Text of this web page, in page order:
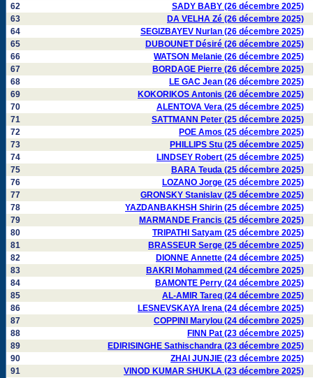
62
SADY BABY (26 décembre 2025)
63
DA VELHA Zé (26 décembre 2025)
64
SEGIZBAYEV Nurlan (26 décembre 2025)
65
DUBOUNET Désiré (26 décembre 2025)
66
WATSON Melanie (26 décembre 2025)
67
BORDAGE Pierre (26 décembre 2025)
68
LE GAC Jean (26 décembre 2025)
69
KOKORIKOS Antonis (26 décembre 2025)
70
ALENTOVA Vera (25 décembre 2025)
71
SATTMANN Peter (25 décembre 2025)
72
POE Amos (25 décembre 2025)
73
PHILLIPS Stu (25 décembre 2025)
74
LINDSEY Robert (25 décembre 2025)
75
BARA Teuda (25 décembre 2025)
76
LOZANO Jorge (25 décembre 2025)
77
GRONSKY Stanislav (25 décembre 2025)
78
YAZDANBAKHSH Shirin (25 décembre 2025)
79
MARMANDE Francis (25 décembre 2025)
80
TRIPATHI Satyam (25 décembre 2025)
81
BRASSEUR Serge (25 décembre 2025)
82
DIONNE Annette (24 décembre 2025)
83
BAKRI Mohammed (24 décembre 2025)
84
BAMONTE Perry (24 décembre 2025)
85
AL-AMIR Tareq (24 décembre 2025)
86
LESNEVSKAYA Irena (24 décembre 2025)
87
COPPINI Marylou (24 décembre 2025)
88
FINN Pat (23 décembre 2025)
89
EDIRISINGHE Sathischandra (23 décembre 2025)
90
ZHAI JUNJIE (23 décembre 2025)
91
VINOD KUMAR SHUKLA (23 décembre 2025)